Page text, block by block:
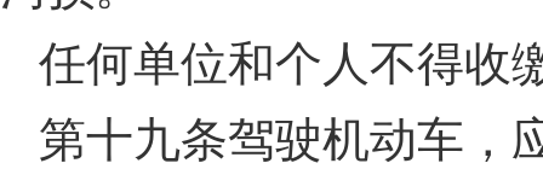
任何单位和个人不得收
第十九条驾驶机动车，